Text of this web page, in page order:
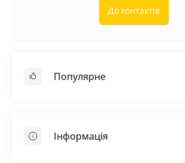
До контактів
Популярне
Самовирівнююча суміш
Інформація